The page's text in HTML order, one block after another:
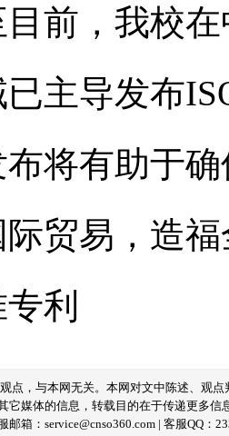
前，我校
主导发布
将有助于
贸易，造
利
点，与本网无关。本网对文中陈述、观
它媒体的信息，转载目的在于传递更多
箱：service@cnso360.com | 客服QQ：